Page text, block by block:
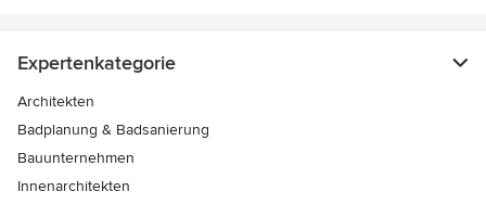
Expertenkategorie
Architekten
Badplanung & Badsanierung
Bauunternehmen
Innenarchitekten